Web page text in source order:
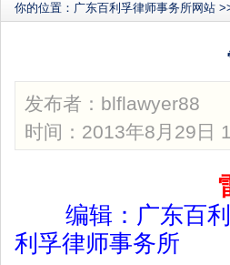
你的位置： 广东百利孚律师事务所网站
发布者： blflawyer88
时间：2013年8月29日
编辑： 广东百
利孚律师事务所